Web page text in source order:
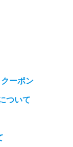
ーポン
ついて